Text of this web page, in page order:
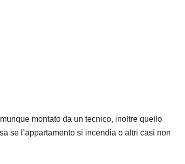
montato da un tecnico, inoltre quello
se l’appartamento si incendia o altri casi non